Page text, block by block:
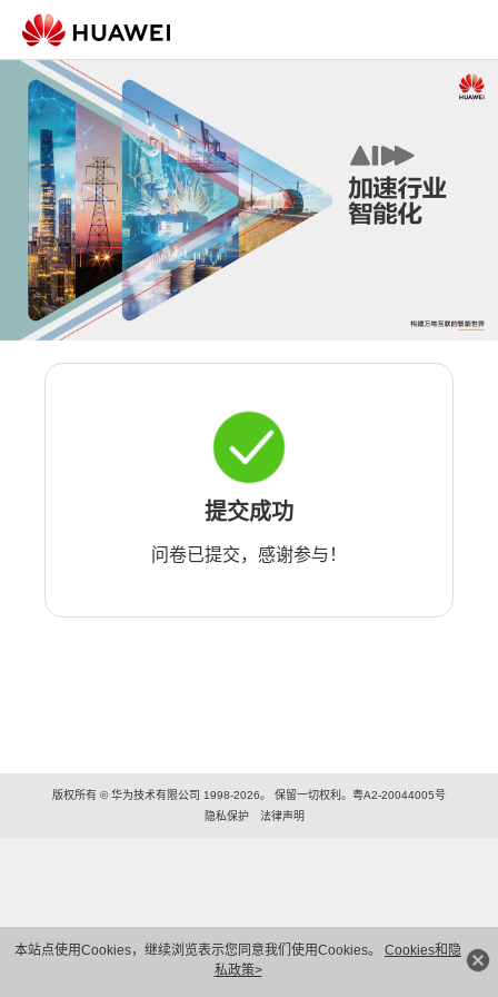
本站点使用Cookies，继续浏览表示您同意我们使用Cookies。 Cookies和隐
私政策>
提交成功
问卷已提交，感谢参与！
版权所有 © 华为技术有限公司 1998-2026。 保留一切权利。粤A2-20044005号
隐私保护
法律声明